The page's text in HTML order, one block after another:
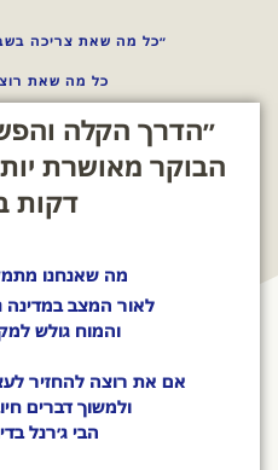
״כל מה שאת צריכה
כל מה שאת רוצה ב 15
״הדרך הקלה
דקות
מה שאנחנו
לאור המצב
והמוח גולש
אם את רוצה להחזיר
ולמשוך דברים
הבי ג׳רנל